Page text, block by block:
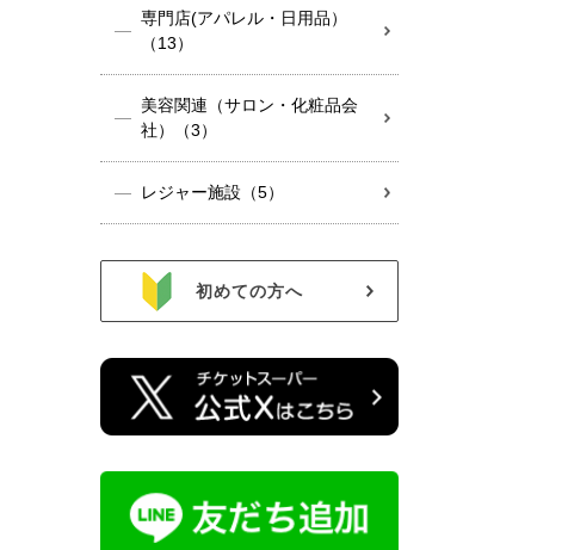
専門店(アパレル・日用品）
（13）
美容関連（サロン・化粧品会
社）（3）
レジャー施設（5）
初めての方へ